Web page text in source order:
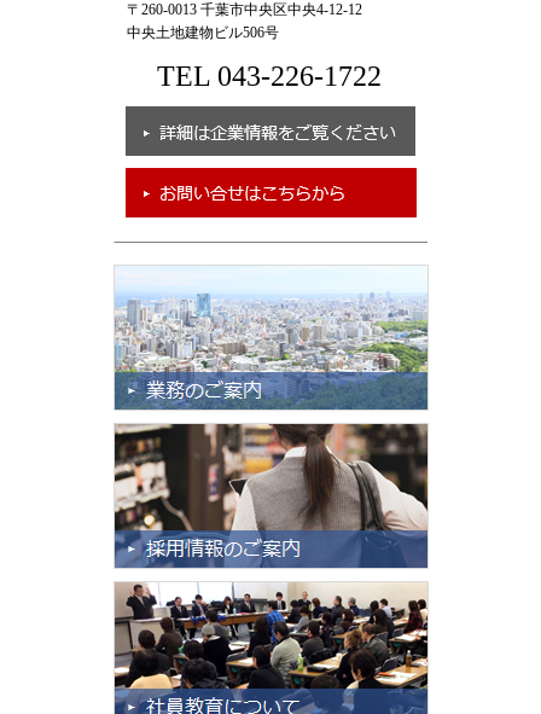
〒260-0013 千葉市中央区中央4-12-12
中央土地建物ビル506号
TEL 043-226-1722